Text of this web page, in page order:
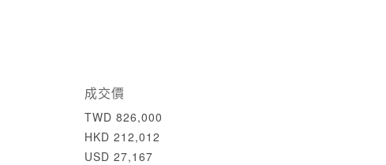
成交價
TWD 826,000
HKD 212,012
USD 27,167